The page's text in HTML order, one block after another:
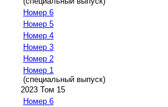
Номер 6
Номер 5
Номер 4
Номер 3
Номер 2
Номер 1
(специальный выпуск)
2023 Том 15
Номер 6